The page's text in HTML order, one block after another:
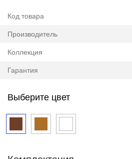
Код товара
Производитель
Коллекция
Гарантия
Выберите цвет